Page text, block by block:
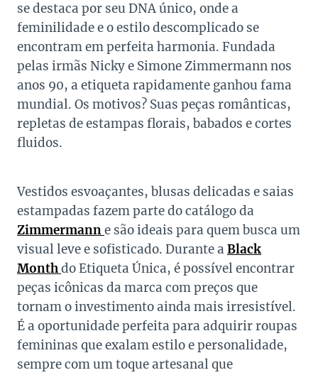
se destaca por seu DNA único, onde a
feminilidade e o estilo descomplicado se
encontram em perfeita harmonia. Fundada
pelas irmãs Nicky e Simone Zimmermann nos
anos 90, a etiqueta rapidamente ganhou fama
mundial. Os motivos? Suas peças românticas,
repletas de estampas florais, babados e cortes
fluidos.
Vestidos esvoaçantes, blusas delicadas e saias
estampadas fazem parte do catálogo da
Zimmermanne são ideais para quem busca um
visual leve e sofisticado. Durante a Black
Monthdo Etiqueta Única, é possível encontrar
peças icônicas da marca com preços que
tornam o investimento ainda mais irresistível.
É a oportunidade perfeita para adquirir roupas
femininas que exalam estilo e personalidade,
sempre com um toque artesanal que